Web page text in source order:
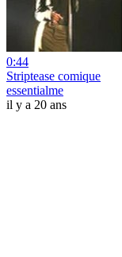
0:44
Striptease comique
essentialme
il y a 20 ans